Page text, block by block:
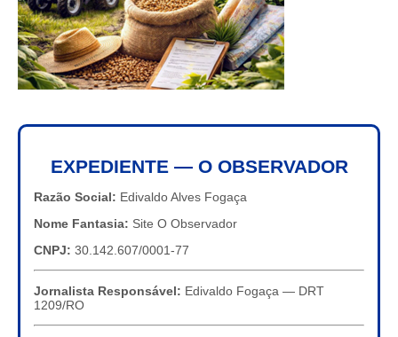
EXPEDIENTE — O OBSERVADOR
Razão Social: Edivaldo Alves Fogaça
Nome Fantasia: Site O Observador
CNPJ: 30.142.607/0001-77
Jornalista Responsável: Edivaldo Fogaça — DRT
1209/RO